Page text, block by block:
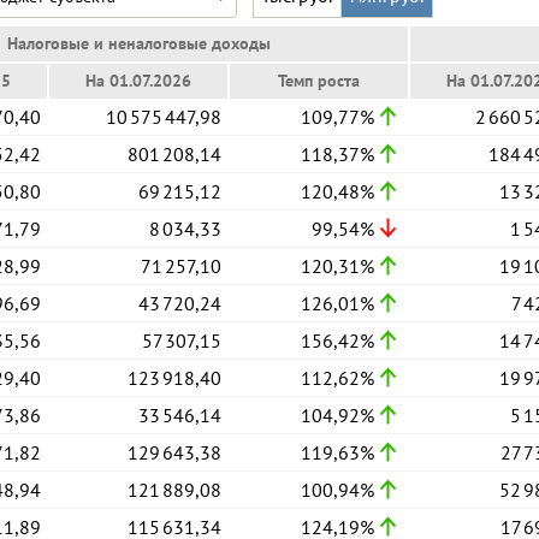
10 575 447,98 109,77%
2 660
801 208,14 118,37%
184
69 215,12 120,48%
13
8 034,33 99,54%
1
71 257,10 120,31%
19
43 720,24 126,01%
7
57 307,15 156,42%
14
123 918,40 112,62%
19
33 546,14 104,92%
5
129 643,38 119,63%
27
121 889,08 100,94%
52
115 631,34 124,19%
17
Налоговые и неналоговые доходы
На 01.07.2026 Темп роста На